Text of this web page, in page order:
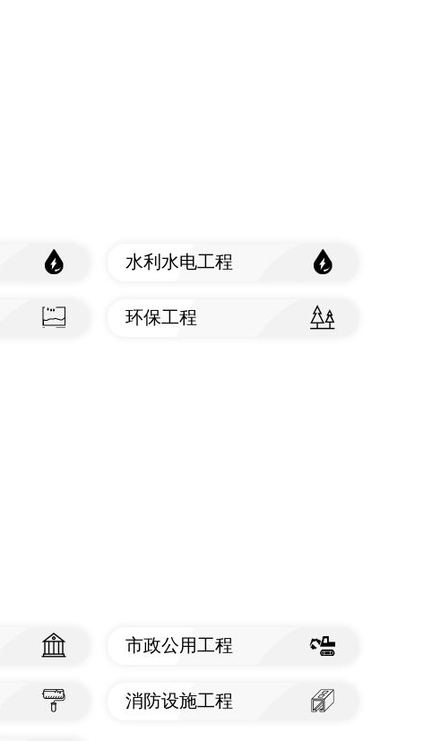
水利水电工程
查看标准
环保工程
市政公用工程
查看标准
消防设施工程